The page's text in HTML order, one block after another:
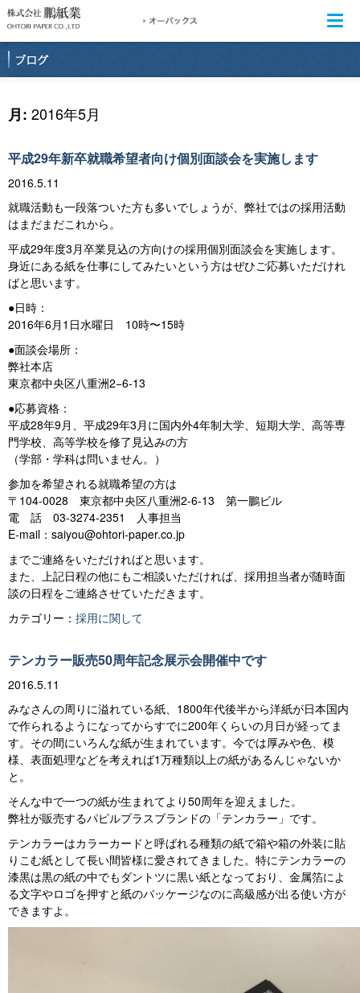
月: 2016年5月
平成29年新卒就職希望者向け個別面談会を実施します
2016.5.11
就職活動も一段落ついた方も多いでしょうが、弊社ではの採用活動
はまだまだこれから。
平成29年度3月卒業見込の方向けの採用個別面談会を実施します。
身近にある紙を仕事にしてみたいという方はぜひご応募いただけれ
ばと思います。
●日時：
2016年6月1日水曜日 10時〜15時
●面談会場所：
弊社本店
東京都中央区八重洲2−6-13
●応募資格：
平成28年9月、平成29年3月に国内外4年制大学、短期大学、高等専
門学校、高等学校を修了見込みの方
（学部・学科は問いません。）
参加を希望される就職希望の方は
〒104-0028 東京都中央区八重洲2-6-13 第一鵬ビル
電 話 03-3274-2351 人事担当
E-mail：saiyou@ohtori-paper.co.jp
までご連絡をいただければと思います。
また、上記日程の他にもご相談いただければ、採用担当者が随時面
談の日程をご連絡させていただきます。
カテゴリー： 採用に関して
テンカラー販売50周年記念展示会開催中です
2016.5.11
みなさんの周りに溢れている紙、1800年代後半から洋紙が日本国内
で作られるようになってからすでに200年くらいの月日が経ってま
す。その間にいろんな紙が生まれています。今では厚みや色、模
様、表面処理などを考えれば1万種類以上の紙があるんじゃないか
と。
そんな中で一つの紙が生まれてより50周年を迎えました。
弊社が販売するパピルプラスブランドの「テンカラー」です。
テンカラーはカラーカードと呼ばれる種類の紙で箱や箱の外装に貼
りこむ紙として長い間皆様に愛されてきました。特にテンカラーの
漆黒は黒の紙の中でもダントツに黒い紙となっており、金属箔によ
る文字やロゴを押すと紙のパッケージなのに高級感が出る使い方が
できますよ。